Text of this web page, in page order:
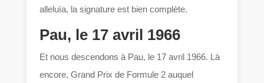
alleluïa, la signature est bien complète.
Pau, le 17 avril 1966
Et nous descendons à Pau, le 17 avril 1966. Là
encore, Grand Prix de Formule 2 auquel